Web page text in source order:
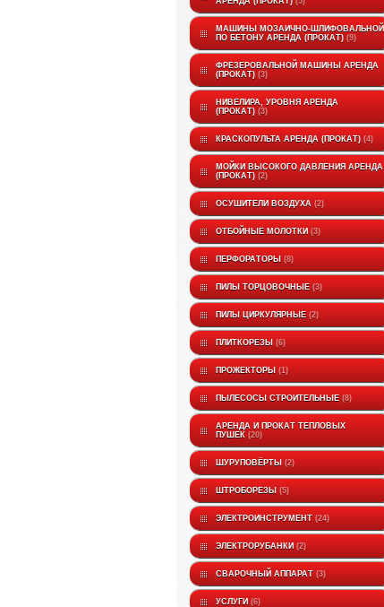
МАШИНЫ МОЗАИЧНО-ШЛИФОВАЛЬНОЙ
ПО БЕТОНУ АРЕНДА (ПРОКАТ) 9
ФРЕЗЕРОВАЛЬНОЙ МАШИНЫ АРЕНДА
(ПРОКАТ) 3
НИВЕЛИРА, УРОВНЯ АРЕНДА
(ПРОКАТ) 3
КРАСКОПУЛЬТА АРЕНДА (ПРОКАТ) 4
МОЙКИ ВЫСОКОГО ДАВЛЕНИЯ АРЕНДА
(ПРОКАТ) 2
ОСУШИТЕЛИ ВОЗДУХА 2
ОТБОЙНЫЕ МОЛОТКИ 3
ПЕРФОРАТОРЫ 8
ПИЛЫ ТОРЦОВОЧНЫЕ 3
ПИЛЫ ЦИРКУЛЯРНЫЕ 2
ПЛИТКОРЕЗЫ 6
ПРОЖЕКТОРЫ 1
ПЫЛЕСОСЫ СТРОИТЕЛЬНЫЕ 8
АРЕНДА И ПРОКАТ ТЕПЛОВЫХ
ПУШЕК 20
ШУРУПОВЁРТЫ 2
ШТРОБОРЕЗЫ 5
ЭЛЕКТРОИНСТРУМЕНТ 24
ЭЛЕКТРОРУБАНКИ 2
СВАРОЧНЫЙ АППАРАТ 3
УСЛУГИ 6